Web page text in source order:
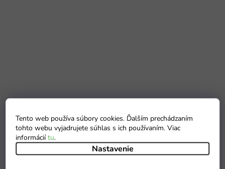
Tento web používa súbory cookies. Ďalším prechádzaním
tohto webu vyjadrujete súhlas s ich používaním. Viac
informáciítu.
Nastavenie